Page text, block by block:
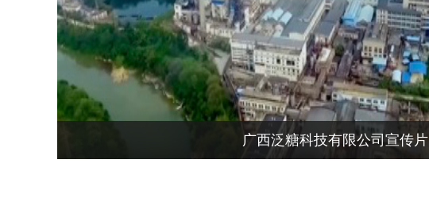
广西泛糖科技有限公司宣传片